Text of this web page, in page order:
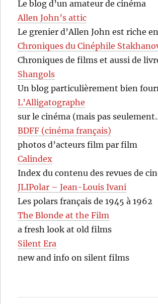
Le blog d’un amateur de cinéma
Allen John’s attic
Le grenier d’Allen John est riche
Chroniques du Cinéphile
Chroniques de films et aussi de
Shangols
Un blog particulièrement bien
L’Alligatographe
sur le cinéma (mais pas
BDFF (cinéma français)
photos d’acteurs film par film
Calindex
Index du contenu des revues de
JLIPolar – Jean-Louis Ivani
Les polars français de 1945 à 1962
The Blonde at the Film
a fresh look at old films
Silent Era
new and info on silent films